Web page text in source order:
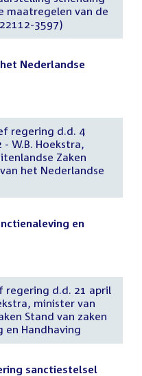
maatregelen van de
3597)
Nederlandse
regering d.d. 4
W.B. Hoekstra,
Zaken
het Nederlandse
en
regering d.d. 21 april
minister van
Stand van zaken
en Handhaving
sanctiestelsel